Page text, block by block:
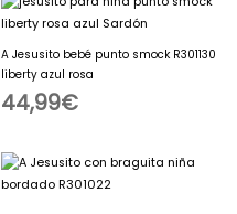
A Jesusito bebé punto smock R301130
liberty azul rosa
44,99€
El
precio
original
El
precio